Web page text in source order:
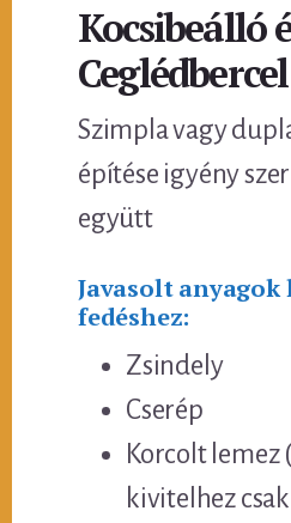
Kocsibeálló
Ceglédbercel
Szimpla vagy
építése igyény
együtt
Javasolt anyagok
fedéshez:
Zsindely
Cserép
Korcolt lemez
kivitelhez